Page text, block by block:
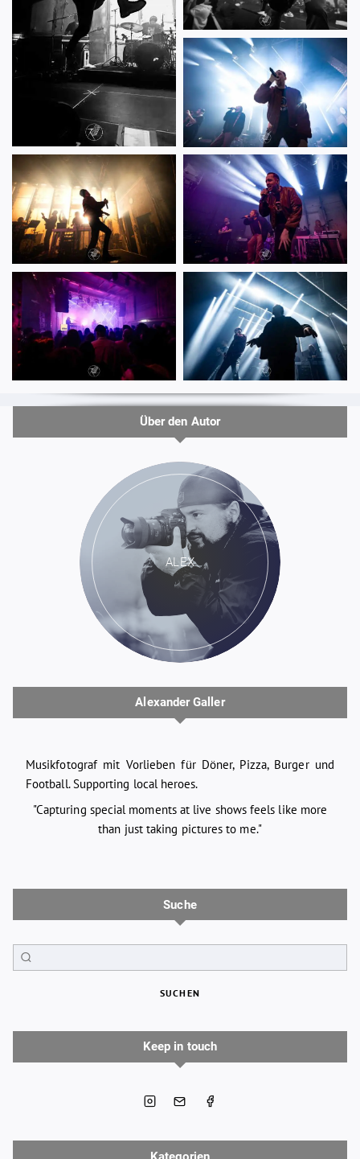
Über den Autor
ALEX
Alexander Galler
Musikfotograf mit Vorlieben für Döner, Pizza, Burger und
Football. Supporting local heroes.
"Capturing special moments at live shows feels like more
than just taking pictures to me."
Suche
SUCHEN
Keep in touch